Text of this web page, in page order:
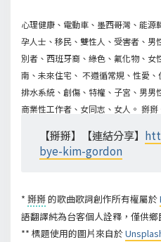
心理健康、電動車、墨西哥灣、能
孕人士、移民、雙性人、受害者、男
別者、西班牙裔、綠色、氟化物、
南、未來住宅、 不遵循常規、性愛
排水系統、創傷、特權、子宮、男男
商業性工作者、女同志、女人。 掰掰
【掰掰】【連結分享】
bye-kim-gordon
* 掰掰的歌曲歌詞創作所有權屬於
語翻譯純為台客個人詮釋，僅供鄉
** 標題使用的圖片來自於